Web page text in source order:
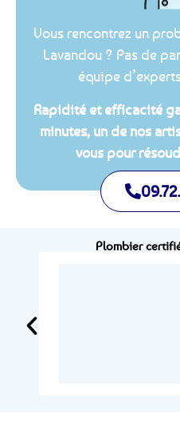
Vous rencontrez un
Lavandou ? Pas de
équipe
Rapidité et efficacité
minutes, un de nos
vous pour
Plombier